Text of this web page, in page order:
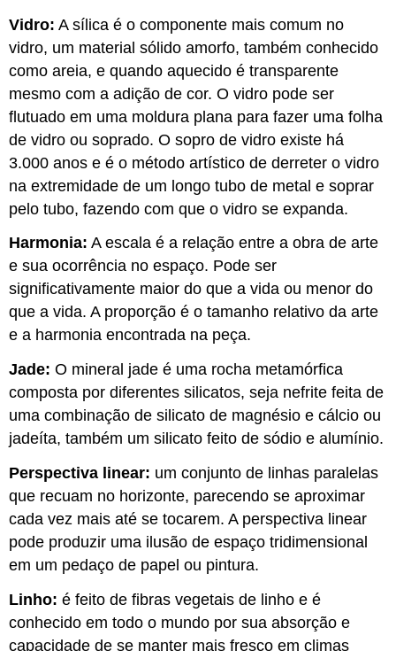
Vidro: A sílica é o componente mais comum no
vidro, um material sólido amorfo, também conhecido
como areia, e quando aquecido é transparente
mesmo com a adição de cor. O vidro pode ser
flutuado em uma moldura plana para fazer uma folha
de vidro ou soprado. O sopro de vidro existe há
3.000 anos e é o método artístico de derreter o vidro
na extremidade de um longo tubo de metal e soprar
pelo tubo, fazendo com que o vidro se expanda.
Harmonia: A escala é a relação entre a obra de arte
e sua ocorrência no espaço. Pode ser
significativamente maior do que a vida ou menor do
que a vida. A proporção é o tamanho relativo da arte
e a harmonia encontrada na peça.
Jade: O mineral jade é uma rocha metamórfica
composta por diferentes silicatos, seja nefrite feita de
uma combinação de silicato de magnésio e cálcio ou
jadeíta, também um silicato feito de sódio e alumínio.
Perspectiva linear: um conjunto de linhas paralelas
que recuam no horizonte, parecendo se aproximar
cada vez mais até se tocarem. A perspectiva linear
pode produzir uma ilusão de espaço tridimensional
em um pedaço de papel ou pintura.
Linho: é feito de fibras vegetais de linho e é
conhecido em todo o mundo por sua absorção e
capacidade de se manter mais fresco em climas